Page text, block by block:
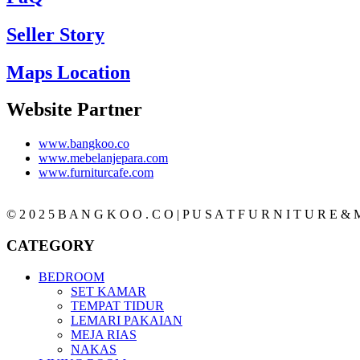
Seller Story
Maps Location
Website Partner
www.bangkoo.co
www.mebelanjepara.com
www.furniturcafe.com
© 2 0 2 5 B A N G K O O . C O | P U S A T F U R N I T U R E &
CATEGORY
BEDROOM
SET KAMAR
TEMPAT TIDUR
LEMARI PAKAIAN
MEJA RIAS
NAKAS